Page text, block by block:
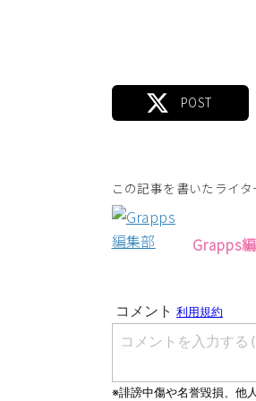
この記事を書いたライタ
Grapps